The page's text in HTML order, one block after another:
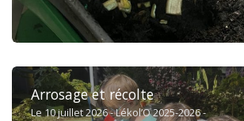
Arrosage et récolte
Le 10 juillet 2026 - Lékol’O 2025-2026 -